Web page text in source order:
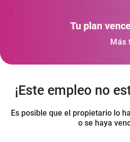
Tu plan ha
Más
Tu plan
Más
¡Este empleo no
Es posible que el propietario lo
o se haya